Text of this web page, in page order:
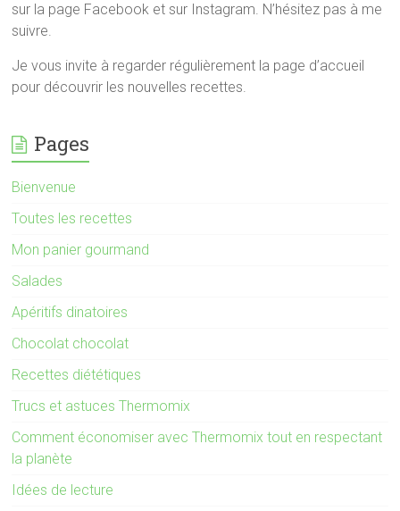
sur la page Facebook et sur Instagram. N’hésitez pas à me
suivre.
Je vous invite à regarder régulièrement la page d’accueil
pour découvrir les nouvelles recettes.
Pages
Bienvenue
Toutes les recettes
Mon panier gourmand
Salades
Apéritifs dinatoires
Chocolat chocolat
Recettes diététiques
Trucs et astuces Thermomix
Comment économiser avec Thermomix tout en respectant
la planète
Idées de lecture